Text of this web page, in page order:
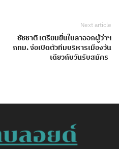
Next article
ชัชชาติ เตรียมยื่นใบลาออกผู้ว่าฯ
กทม. จ่อเปิดตัวทีมบริหารเมืองวัน
เดียวกับวันรับสมัคร